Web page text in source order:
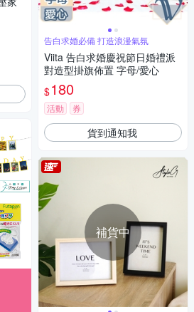
告白求婚必備 打造浪漫氣氛
Viita 告白求婚慶祝節日婚禮派
對造型掛旗佈置 字母/愛心
$180
活動 券
貨到通知我
補貨中